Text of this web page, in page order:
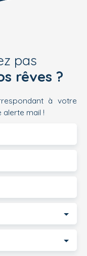
pas
rêves ?
à votre
mail !